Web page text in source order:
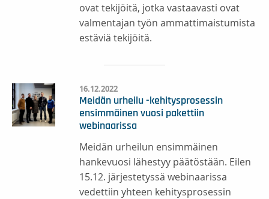
ovat tekijöitä, jotka vastaavasti ovat
valmentajan työn ammattimaistumista
estäviä tekijöitä.
16.12.2022
Meidän urheilu -kehitysprosessin
ensimmäinen vuosi pakettiin
webinaarissa
Meidän urheilun ensimmäinen
hankevuosi lähestyy päätöstään. Eilen
15.12. järjestetyssä webinaarissa
vedettiin yhteen kehitysprosessin